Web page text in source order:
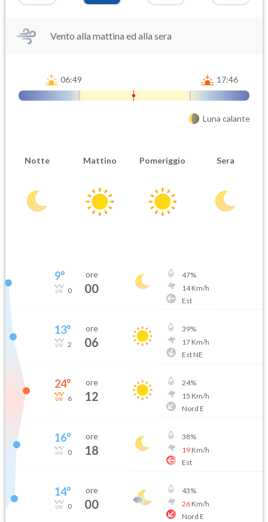
Vento alla mattina ed alla sera
06:49 17:46
Luna calante
Notte Mattino Pomeriggio Sera
9°
0
ore
00
47%
14Km/h
Est
13°
2
ore
06
39%
17Km/h
Est NE
24°
6
ore
12
24%
15 Km/h
Nord E
16°
0
ore
18
38%
19Km/h
Est
14°
0
ore
00
43%
26Km/h
Nord E